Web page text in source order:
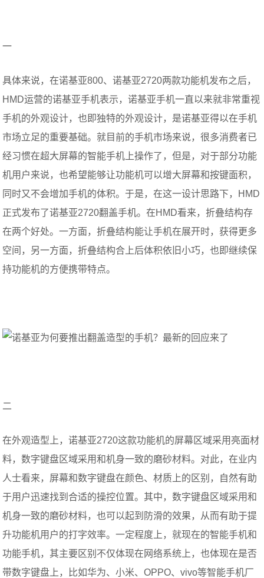
一
具体来说，在诺基亚800、诺基亚2720两款功能机发布之后，
HMD运营的诺基亚手机表示，诺基亚手机一直以来就非常重视
手机的外观设计，也即独特的外观设计，是诺基亚得以在手机
市场立足的重要基础。就目前的手机市场来说，很多消费者已
经习惯在超大屏幕的智能手机上操作了，但是，对于部分功能
机用户来说，也希望能够让功能机可以增大屏幕和按键面积，
同时又不会增加手机的体积。于是，在这一设计思路下，HMD
正式发布了诺基亚2720翻盖手机。在HMD看来，折叠结构存
在两个好处。一方面，折叠结构能让手机在展开时，获得更多
空间，另一方面，折叠结构合上后体积依旧小巧，也即继续保
持功能机的方便携带特点。
二
在外观造型上，诺基亚2720这款功能机的屏幕区域采用亮面材
料，数字键盘区域采用和机身一致的磨砂材料。对此，在业内
人士看来，屏幕和数字键盘在颜色、材质上的区别，自然有助
于用户迅速找到合适的操控位置。其中，数字键盘区域采用和
机身一致的磨砂材料，也可以起到防滑的效果，从而有助于提
升功能机用户的打字效率。一定程度上，就现在的智能手机和
功能手机，其主要区别不仅体现在网络系统上，也体现在是否
带数字键盘上，比如华为、小米、OPPO、vivo等智能手机厂